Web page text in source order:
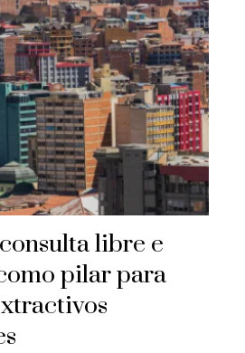
libre e
pilar para